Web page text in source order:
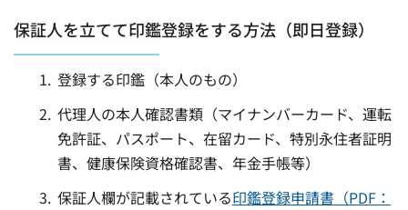
保証人を立てて印鑑登録をする方法（即日登録）
登録する印鑑（本人のもの）
代理人の本人確認書類（マイナンバーカード、運転
免許証、パスポート、在留カード、特別永住者証明
書、健康保険資格確認書、年金手帳等）
保証人欄が記載されている印鑑登録申請書（PDF：